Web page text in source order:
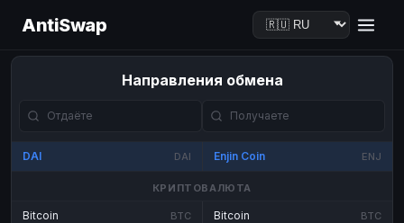
AntiSwap
Направления обмена
DAI DAI Enjin Coin ENJ
КРИПТОВАЛЮТА
Bitcoin BTC Bitcoin BTC